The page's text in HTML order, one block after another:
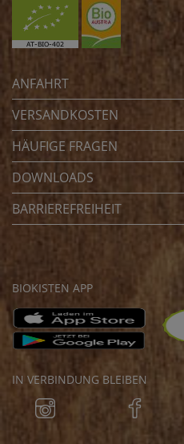
ANFAHRT
VERSANDKOSTEN
HÄUFIGE FRAGEN
DOWNLOADS
BARRIEREFREIHEIT
BIOKISTEN APP
IN VERBINDUNG BLEIBEN